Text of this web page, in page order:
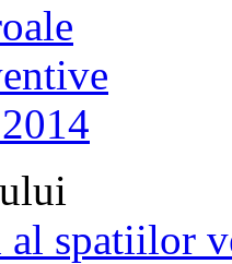
al spatiilor